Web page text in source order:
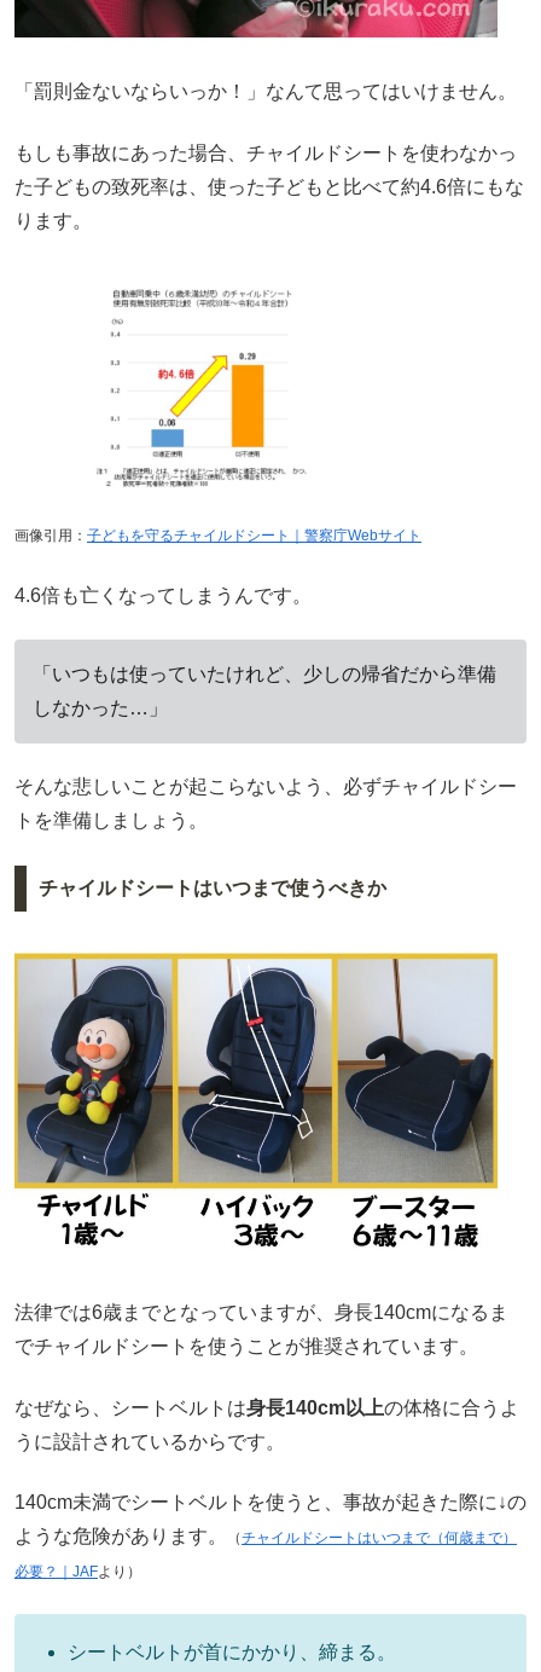
「罰則金ないならいっか！」なんて思ってはいけません。
もしも事故にあった場合、チャイルドシートを使わなかっ
た子どもの致死率は、使った子どもと比べて約4.6倍にもな
ります。
画像引用： 子どもを守るチャイルドシート｜警察庁Webサイト
4.6倍も亡くなってしまうんです。
「いつもは使っていたけれど、少しの帰省だから準備
しなかった…」
そんな悲しいことが起こらないよう、必ずチャイルドシー
トを準備しましょう。
チャイルドシートはいつまで使うべきか
法律では6歳までとなっていますが、身長140cmになるま
でチャイルドシートを使うことが推奨されています。
なぜなら、シートベルトは身長140cm以上の体格に合うよ
うに設計されているからです。
140cm未満でシートベルトを使うと、事故が起きた際に↓の
ような危険があります。
（チャイルドシートはいつまで（何歳まで）
必要？｜JAFより）
シートベルトが首にかかり、締まる。